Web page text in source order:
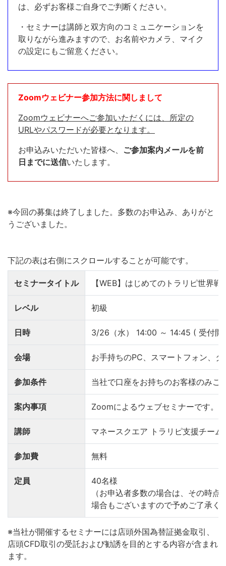
は、必ずお客様ご自身でご判断ください。
・セミナーは講師と双方向のコミュニケーションを
取りながら進みますので、お名前やカメラ、マイク
の設定にもご留意ください。
Zoomウェビナー参加方法に関しまして
Zoomウェビナーへご参加いただくには、所定の
URLやパスワードが必要となります。
お申込みいただいた皆様へ、 ご参加案内メールを前
日までに送信いたします。
※今回の募集は終了しました。多数のお申込み、ありがと
うございました。
セミナータイトル 【WEB】はじめてのトラリピ世界
レベル 初級
日時 3/26（水） 14:00 ～ 14:45 ( 受付開
会場 お手持ちのPC、スマートフォン、タ
参加条件 当社で口座をお持ちのお客様のみご
案内事項 Zoomによるウェブセミナーです。
講師 マネースクエア トラリピ支援チーム
参加費 無料
定員
40名様
（お申込者多数の場合は、その時点
場合もございますので予めご了承く
※当社が開催するセミナーには店頭外国為替証拠金取引、
店頭CFD取引の受託および勧誘を目的とする内容が含まれ
ます。